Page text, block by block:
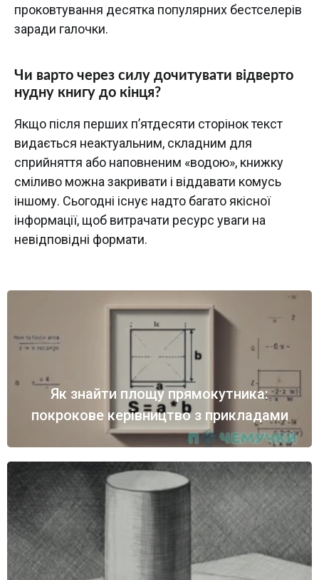
проковтування десятка популярних бестселерів
заради галочки.
Чи варто через силу дочитувати відверто
нудну книгу до кінця?
Якщо після перших п’ятдесяти сторінок текст
видається неактуальним, складним для
сприйняття або наповненим «водою», книжку
сміливо можна закривати і віддавати комусь
іншому. Сьогодні існує надто багато якісної
інформації, щоб витрачати ресурс уваги на
невідповідні формати.
Як знайти площу прямокутника:
покрокове керівництво з прикладами